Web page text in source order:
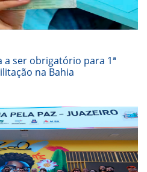
a ser obrigatório para 1ª
na Bahia